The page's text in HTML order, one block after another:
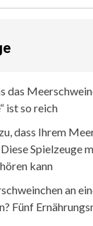
das
ist so reich
dass Ihrem
Spielzeuge
kann
an
Fünf